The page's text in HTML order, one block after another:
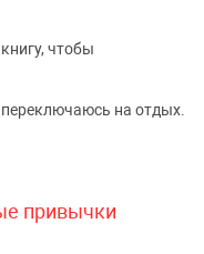
чтобы
на отдых.
привычки